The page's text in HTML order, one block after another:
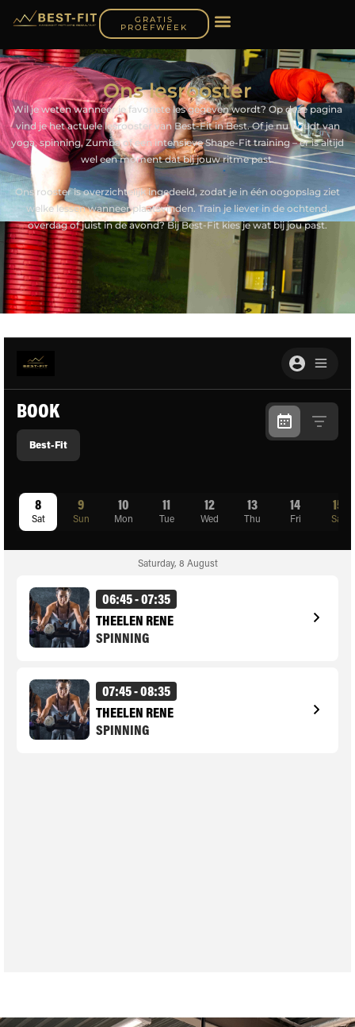
GRATIS
PROEFWEEK
Ons lesrooster
Wil je weten wanneer je favoriete les gegeven wordt? Op deze pagina
vind je het actuele lesrooster van Best-Fit in Best. Of je nu houdt van
yoga, spinning, Zumba of een intensieve Shape-Fit training – er is altijd
wel een moment dat bij jouw ritme past.
Ons rooster is overzichtelijk ingedeeld, zodat je in één oogopslag ziet
welke lessen wanneer plaatsvinden. Train je liever in de ochtend,
overdag of juist in de avond? Bij Best-Fit kies je wat bij jou past.